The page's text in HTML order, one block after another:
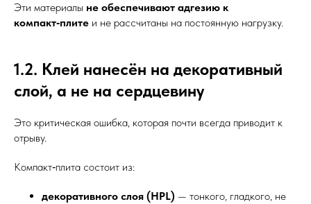
Эти материалы не обеспечивают адгезию к
компакт‑плите и не рассчитаны на постоянную нагрузку.
1.2. Клей нанесён на декоративный
слой, а не на сердцевину
Это критическая ошибка, которая почти всегда приводит к
отрыву.
Компакт‑плита состоит из:
декоративного слоя (HPL) — тонкого, гладкого, не